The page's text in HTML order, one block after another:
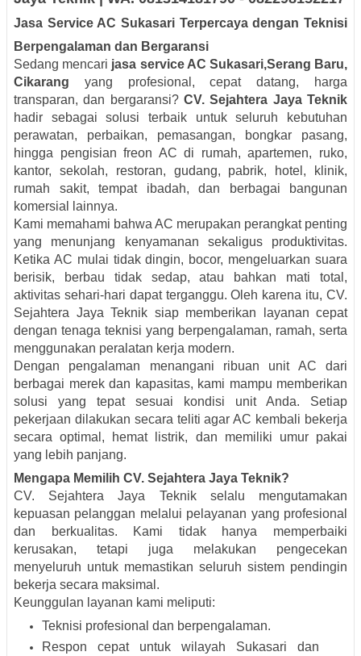
Jasa Service AC Sukasari Terpercaya dengan Teknisi
Berpengalaman dan Bergaransi
Sedang mencari jasa service AC Sukasari,Serang Baru,
Cikarang yang profesional, cepat datang, harga
transparan, dan bergaransi? CV. Sejahtera Jaya Teknik
hadir sebagai solusi terbaik untuk seluruh kebutuhan
perawatan, perbaikan, pemasangan, bongkar pasang,
hingga pengisian freon AC di rumah, apartemen, ruko,
kantor, sekolah, restoran, gudang, pabrik, hotel, klinik,
rumah sakit, tempat ibadah, dan berbagai bangunan
komersial lainnya.
Kami memahami bahwa AC merupakan perangkat penting
yang menunjang kenyamanan sekaligus produktivitas.
Ketika AC mulai tidak dingin, bocor, mengeluarkan suara
berisik, berbau tidak sedap, atau bahkan mati total,
aktivitas sehari-hari dapat terganggu. Oleh karena itu, CV.
Sejahtera Jaya Teknik siap memberikan layanan cepat
dengan tenaga teknisi yang berpengalaman, ramah, serta
menggunakan peralatan kerja modern.
Dengan pengalaman menangani ribuan unit AC dari
berbagai merek dan kapasitas, kami mampu memberikan
solusi yang tepat sesuai kondisi unit Anda. Setiap
pekerjaan dilakukan secara teliti agar AC kembali bekerja
secara optimal, hemat listrik, dan memiliki umur pakai
yang lebih panjang.
Mengapa Memilih CV. Sejahtera Jaya Teknik?
CV. Sejahtera Jaya Teknik selalu mengutamakan
kepuasan pelanggan melalui pelayanan yang profesional
dan berkualitas. Kami tidak hanya memperbaiki
kerusakan, tetapi juga melakukan pengecekan
menyeluruh untuk memastikan seluruh sistem pendingin
bekerja secara maksimal.
Keunggulan layanan kami meliputi:
Teknisi profesional dan berpengalaman.
Respon cepat untuk wilayah Sukasari dan